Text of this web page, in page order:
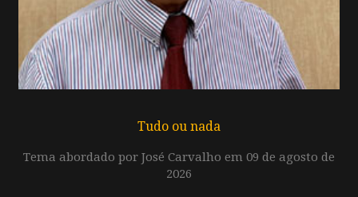
Tudo ou nada
Tema abordado por José Carvalho em 09 de agosto de
2026